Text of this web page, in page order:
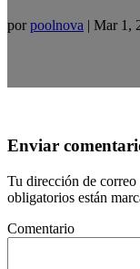
porpoolnova | Mar 1,
Enviar
Tu dirección de
obligatorios están
Comentario